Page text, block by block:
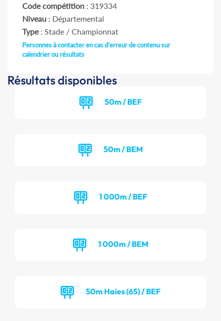
Code compétition : 319334
Niveau : Départemental
Type: Stade / Championnat
Personnes à contacter en cas d'erreur de contenu sur
calendrier ou résultats
Résultats disponibles
50m / BEF
50m / BEM
1 000m / BEF
1 000m / BEM
50m Haies (65) / BEF